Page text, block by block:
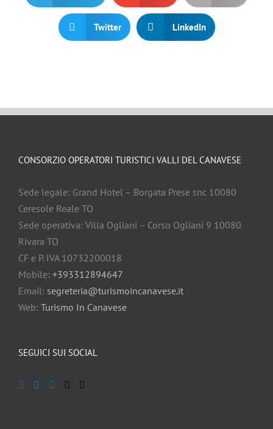
Twitter LinkedIn
CONSORZIO OPERATORI TURISTICI VALLI DEL CANAVESE
Sede legale: Grand Hotel – Borgata Prese snc 10080
Ceresole Reale TO
Sede operativa: Villa Ogliani – Corso Ogliani 9 10080
Rivara TO
CF e P. IVA 10732200018
Mobile: +393312894647
Email: segreteria@turismoincanavese.it
Web: Turismo In Canavese
SEGUICI SUI SOCIAL